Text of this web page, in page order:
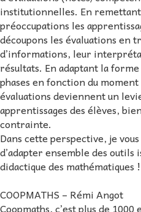
institutionnelles. En
préoccupations les
découpons les évaluations en
d’informations, leur
résultats. En adaptant la
phases en fonction du moment
évaluations deviennent un
apprentissages des élèves,
contrainte.
Dans cette perspective, je
d’adapter ensemble des outils
didactique des mathématiques
COOPMATHS – Rémi Angot
Coopmaths, c’est plus de